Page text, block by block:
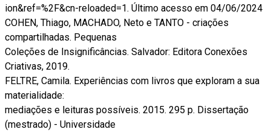
ion&ref=%2F&cn-reloaded=1. Último acesso em 04/06/2024
COHEN, Thiago, MACHADO, Neto e TANTO - criações
compartilhadas. Pequenas
Coleções de Insignificâncias. Salvador: Editora Conexões
Criativas, 2019.
FELTRE, Camila. Experiências com livros que exploram a sua
materialidade:
mediações e leituras possíveis. 2015. 295 p. Dissertação
(mestrado) - Universidade